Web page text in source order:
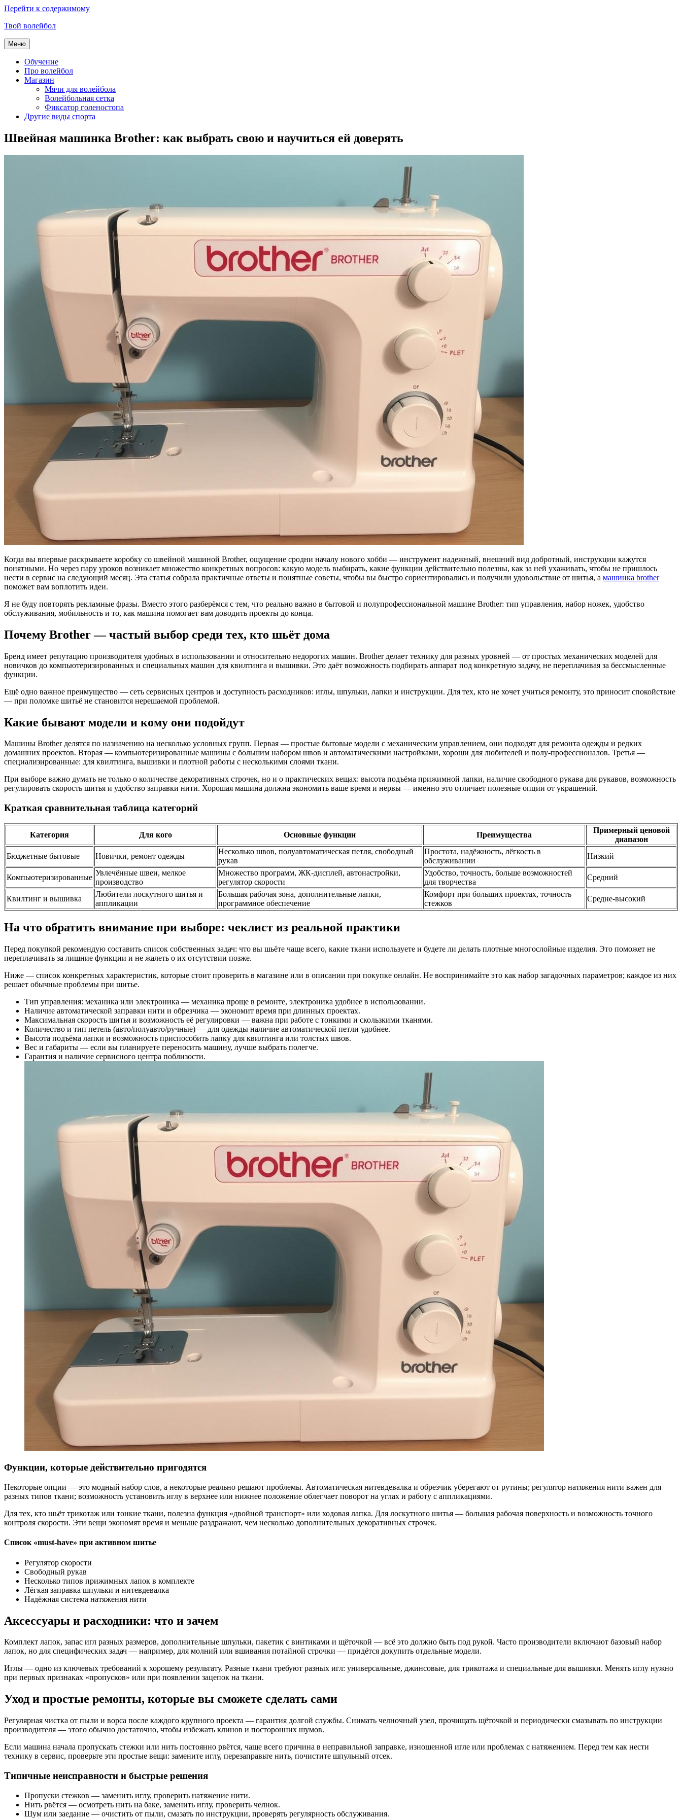
Перейти к содержимому
Твой волейбол
Меню
Обучение
Про волейбол
Магазин
Мячи для волейбола
Волейбольная сетка
Фиксатор голеностопа
Другие виды спорта
Швейная машинка Brother: как выбрать свою и научиться ей доверять
Когда вы впервые раскрываете коробку со швейной машиной Brother, ощущение сродни началу нового хобби — инструмент надежный, внешний вид добротный, инструкции кажутся
понятными. Но через пару уроков возникает множество конкретных вопросов: какую модель выбирать, какие функции действительно полезны, как за ней ухаживать, чтобы не пришлось
нести в сервис на следующий месяц. Эта статья собрала практичные ответы и понятные советы, чтобы вы быстро сориентировались и получили удовольствие от шитья, а машинка brother
поможет вам воплотить идеи.
Я не буду повторять рекламные фразы. Вместо этого разберёмся с тем, что реально важно в бытовой и полупрофессиональной машине Brother: тип управления, набор ножек, удобство
обслуживания, мобильность и то, как машина помогает вам доводить проекты до конца.
Почему Brother — частый выбор среди тех, кто шьёт дома
Бренд имеет репутацию производителя удобных в использовании и относительно недорогих машин. Brother делает технику для разных уровней — от простых механических моделей для
новичков до компьютеризированных и специальных машин для квилтинга и вышивки. Это даёт возможность подбирать аппарат под конкретную задачу, не переплачивая за бессмысленные
функции.
Ещё одно важное преимущество — сеть сервисных центров и доступность расходников: иглы, шпульки, лапки и инструкции. Для тех, кто не хочет учиться ремонту, это приносит спокойствие
— при поломке шитьё не становится нерешаемой проблемой.
Какие бывают модели и кому они подойдут
Машины Brother делятся по назначению на несколько условных групп. Первая — простые бытовые модели с механическим управлением, они подходят для ремонта одежды и редких
домашних проектов. Вторая — компьютеризированные машины с большим набором швов и автоматическими настройками, хороши для любителей и полу-профессионалов. Третья —
специализированные: для квилтинга, вышивки и плотной работы с несколькими слоями ткани.
При выборе важно думать не только о количестве декоративных строчек, но и о практических вещах: высота подъёма прижимной лапки, наличие свободного рукава для рукавов, возможность
регулировать скорость шитья и удобство заправки нити. Хорошая машина должна экономить ваше время и нервы — именно это отличает полезные опции от украшений.
Краткая сравнительная таблица категорий
Категория Для кого Основные функции Преимущества
Примерный ценовой
диапазон
Бюджетные бытовые
Новички, ремонт одежды
Несколько швов, полуавтоматическая петля, свободный
рукав
Простота, надёжность, лёгкость в
обслуживании
Низкий
Компьютеризированные
Увлечённые швеи, мелкое
производство
Множество программ, ЖК-дисплей, автонастройки,
регулятор скорости
Удобство, точность, больше возможностей
для творчества
Средний
Квилтинг и вышивка
Любители лоскутного шитья и
аппликации
Большая рабочая зона, дополнительные лапки,
программное обеспечение
Комфорт при больших проектах, точность
стежков
Средне-высокий
На что обратить внимание при выборе: чеклист из реальной практики
Перед покупкой рекомендую составить список собственных задач: что вы шьёте чаще всего, какие ткани используете и будете ли делать плотные многослойные изделия. Это поможет не
переплачивать за лишние функции и не жалеть о их отсутствии позже.
Ниже — список конкретных характеристик, которые стоит проверить в магазине или в описании при покупке онлайн. Не воспринимайте это как набор загадочных параметров; каждое из них
решает обычные проблемы при шитье.
Тип управления: механика или электроника — механика проще в ремонте, электроника удобнее в использовании.
Наличие автоматической заправки нити и обрезчика — экономит время при длинных проектах.
Максимальная скорость шитья и возможность её регулировки — важна при работе с тонкими и скользкими тканями.
Количество и тип петель (авто/полуавто/ручные) — для одежды наличие автоматической петли удобнее.
Высота подъёма лапки и возможность приспособить лапку для квилтинга или толстых швов.
Вес и габариты — если вы планируете переносить машину, лучше выбрать полегче.
Гарантия и наличие сервисного центра поблизости.
Функции, которые действительно пригодятся
Некоторые опции — это модный набор слов, а некоторые реально решают проблемы. Автоматическая нитевдевалка и обрезчик уберегают от рутины; регулятор натяжения нити важен для
разных типов ткани; возможность установить иглу в верхнее или нижнее положение облегчает поворот на углах и работу с аппликациями.
Для тех, кто шьёт трикотаж или тонкие ткани, полезна функция «двойной транспорт» или ходовая лапка. Для лоскутного шитья — большая рабочая поверхность и возможность точного
контроля скорости. Эти вещи экономят время и меньше раздражают, чем несколько дополнительных декоративных строчек.
Список «must-have» при активном шитье
Регулятор скорости
Свободный рукав
Несколько типов прижимных лапок в комплекте
Лёгкая заправка шпульки и нитевдевалка
Надёжная система натяжения нити
Аксессуары и расходники: что и зачем
Комплект лапок, запас игл разных размеров, дополнительные шпульки, пакетик с винтиками и щёточкой — всё это должно быть под рукой. Часто производители включают базовый набор
лапок, но для специфических задач — например, для молний или вшивания потайной строчки — придётся докупить отдельные модели.
Иглы — одно из ключевых требований к хорошему результату. Разные ткани требуют разных игл: универсальные, джинсовые, для трикотажа и специальные для вышивки. Менять иглу нужно
при первых признаках «пропусков» или при появлении зацепок на ткани.
Уход и простые ремонты, которые вы сможете сделать сами
Регулярная чистка от пыли и ворса после каждого крупного проекта — гарантия долгой службы. Снимать челночный узел, прочищать щёточкой и периодически смазывать по инструкции
производителя — этого обычно достаточно, чтобы избежать клинов и посторонних шумов.
Если машина начала пропускать стежки или нить постоянно рвётся, чаще всего причина в неправильной заправке, изношенной игле или проблемах с натяжением. Перед тем как нести
технику в сервис, проверьте эти простые вещи: замените иглу, перезаправьте нить, почистите шпульный отсек.
Типичные неисправности и быстрые решения
Пропуски стежков — заменить иглу, проверить натяжение нити.
Нить рвётся — осмотреть нить на баке, заменить иглу, проверить челнок.
Шум или заедание — очистить от пыли, смазать по инструкции, проверять регулярность обслуживания.